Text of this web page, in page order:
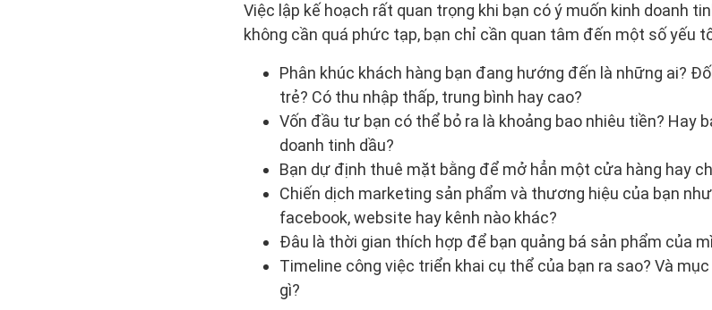
Việc lập kế hoạch rất quan trọng khi bạn có ý muốn kinh doanh
không cần quá phức tạp, bạn chỉ cần quan tâm đến một số yếu
Phân khúc khách hàng bạn đang hướng đến là những ai?
trẻ? Có thu nhập thấp, trung bình hay cao?
Vốn đầu tư bạn có thể bỏ ra là khoảng bao nhiêu tiền? Hay
doanh tinh dầu?
Bạn dự định thuê mặt bằng để mở hẳn một cửa hàng hay
Chiến dịch marketing sản phẩm và thương hiệu của bạn
facebook, website hay kênh nào khác?
Đâu là thời gian thích hợp để bạn quảng bá sản phẩm của
Timeline công việc triển khai cụ thể của bạn ra sao? Và
gì?